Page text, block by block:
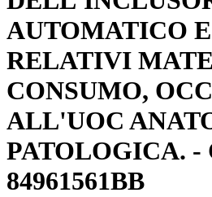
AUTOMATICO
RELATIVI
CONSUMO,
ALL'UOC
PATOLOGICA. -
84961561BB